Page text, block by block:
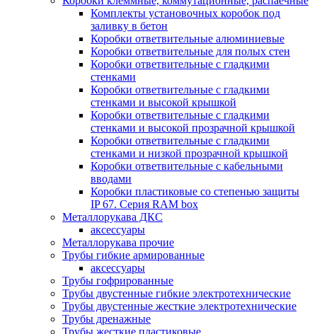
Комплекты установочных коробок под
заливку в бетон
Коробки ответвительные алюминиевые
Коробки ответвительные для полых стен
Коробки ответвительные с гладкими
стенками
Коробки ответвительные с гладкими
стенками и высокой крышкой
Коробки ответвительные с гладкими
стенками и высокой прозрачной крышкой
Коробки ответвительные с гладкими
стенками и низкой прозрачной крышкой
Коробки ответвительные с кабельными
вводами
Коробки пластиковые со степенью защиты
IP 67. Серия RAM box
Металлорукава ДКС
аксессуары
Металлорукава прочие
Трубы гибкие армированные
аксессуары
Трубы гофрированные
Трубы двустенные гибкие электротехнические
Трубы двустенные жесткие электротехнические
Трубы дренажные
Трубы жесткие пластиковые